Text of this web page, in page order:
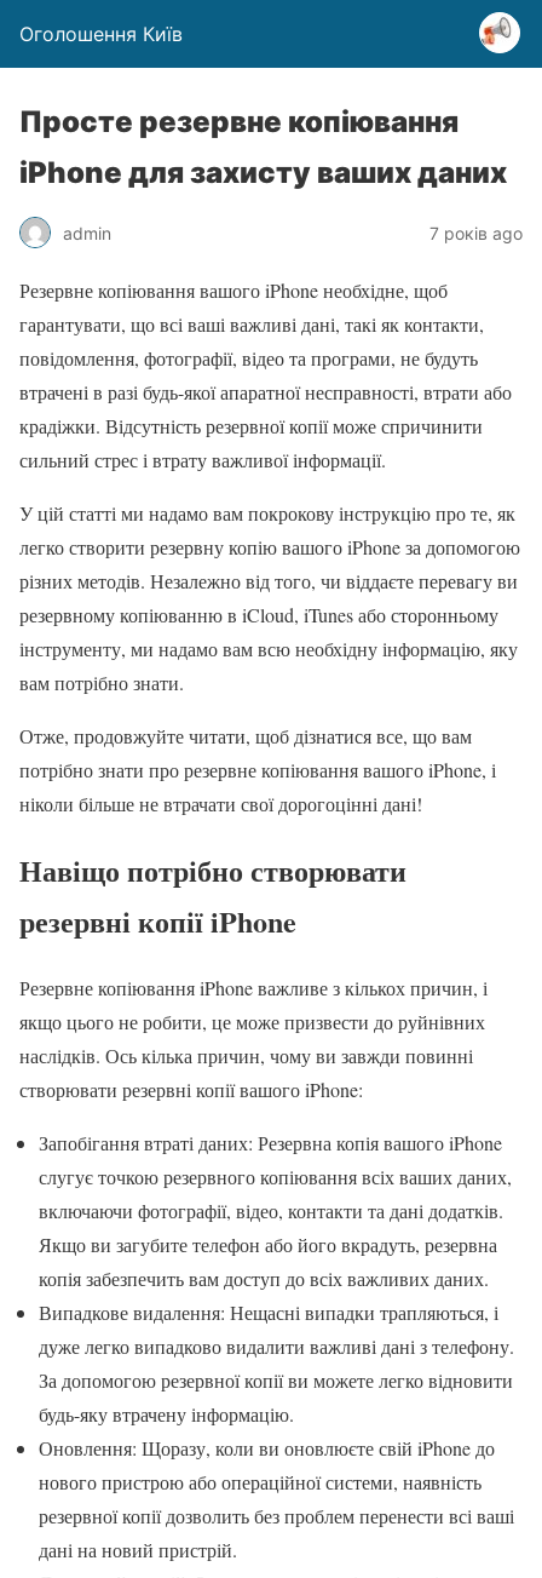
Оголошення Київ
Просте резервне копіювання
iPhone для захисту ваших даних
admin 7 років ago
Резервне копіювання вашого iPhone необхідне, щоб
гарантувати, що всі ваші важливі дані, такі як контакти,
повідомлення, фотографії, відео та програми, не будуть
втрачені в разі будь-якої апаратної несправності, втрати або
крадіжки. Відсутність резервної копії може спричинити
сильний стрес і втрату важливої інформації.
У цій статті ми надамо вам покрокову інструкцію про те, як
легко створити резервну копію вашого iPhone за допомогою
різних методів. Незалежно від того, чи віддаєте перевагу ви
резервному копіюванню в iCloud, iTunes або сторонньому
інструменту, ми надамо вам всю необхідну інформацію, яку
вам потрібно знати.
Отже, продовжуйте читати, щоб дізнатися все, що вам
потрібно знати про резервне копіювання вашого iPhone, і
ніколи більше не втрачати свої дорогоцінні дані!
Навіщо потрібно створювати
резервні копії iPhone
Резервне копіювання iPhone важливе з кількох причин, і
якщо цього не робити, це може призвести до руйнівних
наслідків. Ось кілька причин, чому ви завжди повинні
створювати резервні копії вашого iPhone:
Запобігання втраті даних: Резервна копія вашого iPhone
слугує точкою резервного копіювання всіх ваших даних,
включаючи фотографії, відео, контакти та дані додатків.
Якщо ви загубите телефон або його вкрадуть, резервна
копія забезпечить вам доступ до всіх важливих даних.
Випадкове видалення: Нещасні випадки трапляються, і
дуже легко випадково видалити важливі дані з телефону.
За допомогою резервної копії ви можете легко відновити
будь-яку втрачену інформацію.
Оновлення: Щоразу, коли ви оновлюєте свій iPhone до
нового пристрою або операційної системи, наявність
резервної копії дозволить без проблем перенести всі ваші
дані на новий пристрій.